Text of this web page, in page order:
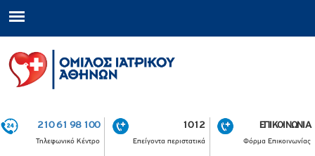
210 61 98 100
Τηλεφωνικό Κέντρο
1012
Επείγοντα περιστατικά
ΕΠΙΚΟΙΝΩΝΙΑ
Φόρμα Επικοινωνίας